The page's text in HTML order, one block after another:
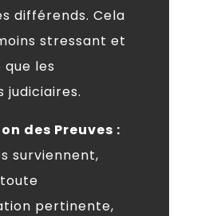
différends. Cela
stressant et
les
judiciaires.
des Preuves :
surviennent,
pertinente,